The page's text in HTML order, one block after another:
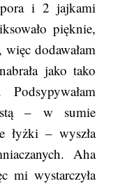
pora i 2 jajkami
pięknie,
więc dodawałam
jako tako
– w sumie
łyżki – wyszła
Aha
mi wystarczyła